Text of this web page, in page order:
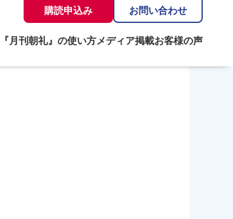
購読申込み お問い合わせ
『月刊朝礼』の使い方メディア掲載お客様の声